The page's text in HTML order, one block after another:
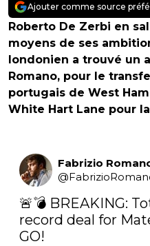
Ajouter comme source
Roberto De Zerbi en
moyens de ses
londonien a trouvé un
Romano, pour le
portugais de West
White Hart Lane pour
Fabrizio
@
🚨💣 BREAKING:
record deal for
GO!